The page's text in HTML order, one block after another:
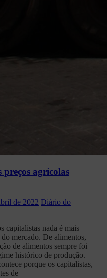
preços agrícolas
de 2022 Diário do
capitalistas nada é mais
mercado. De alimentos,
de alimentos sempre foi
histórico de produção.
porque os capitalistas,
de